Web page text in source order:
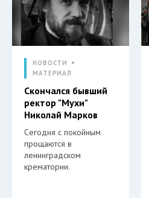
НОВОСТИ
МАТЕРИАЛ
Скончался бывший
ректор "Мухи"
Николай Марков
Сегодня с покойным
прощаются в
ленинградском
крематории.